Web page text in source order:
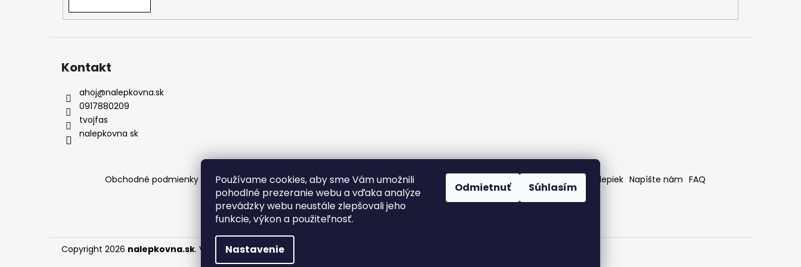
Používame cookies, aby sme Vám umožnili
pohodlné prezeranie webu a vďaka analýze
prevádzky webu neustále zlepšovali jeho
funkcie, výkon a použiteľnosť.
Nastavenie
Odmietnuť Súhlasím
podmienkach a pomôžeme vám s výberom.
Kontakt
ahoj@nalepkovna.sk
0917880209
tvojfas
nalepkovna sk
Obchodné podmienky Podmienky ochrany osobných údajov Kontakt Doprava a platba Podmienky vrátenia Bez nálepiek Napíšte nám FAQ
Nálepky na zákazku
Copyright 2026 nalepkovna.sk. Všetky práva vyhradené.